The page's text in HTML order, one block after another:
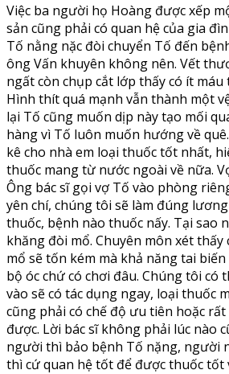
Việc ba người họ Hoàng được xếp
sản cũng phải có quan hệ của gia
Tố nằng nặc đòi chuyển Tố đến
ông Vấn khuyên không nên. Vết
ngất còn chụp cắt lớp thấy có ít máu
Hình thít quá mạnh vẫn thành một
lại Tố cũng muốn dịp này tạo mối
hàng vì Tố luôn muốn hướng về
kê cho nhà em loại thuốc tốt nhất,
thuốc mang từ nước ngoài về nữa.
Ông bác sĩ gọi vợ Tố vào phòng
yên chí, chúng tôi sẽ làm đúng
thuốc, bệnh nào thuốc nấy. Tại sao
khăng đòi mổ. Chuyên môn xét thấy
mổ sẽ tốn kém mà khả năng tai
bộ óc chứ có chơi đâu. Chúng tôi có
vào sẽ có tác dụng ngay, loại thuốc
cũng phải có chế độ ưu tiên hoặc
được. Lời bác sĩ không phải lúc nào
người thì bảo bệnh Tố nặng, người
thì cứ quan hệ tốt để được thuốc tốt